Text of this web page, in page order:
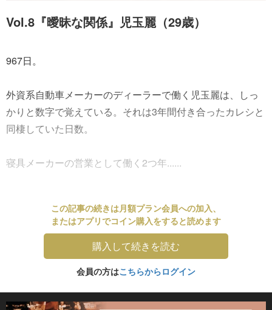
Vol.8『曖昧な関係』児玉麗（29歳）
967日。
外資系自動車メーカーのディーラーで働く児玉麗は、しっ
かりと数字で覚えている。それは3年間付き合ったカレシと
同棲していた日数。
寝具メーカーの営業として働く2つ年......
この記事の続きは月額プラン会員への加入、
またはアプリでコイン購入をすると読めます
購入して続きを読む
会員の方はこちらからログイン